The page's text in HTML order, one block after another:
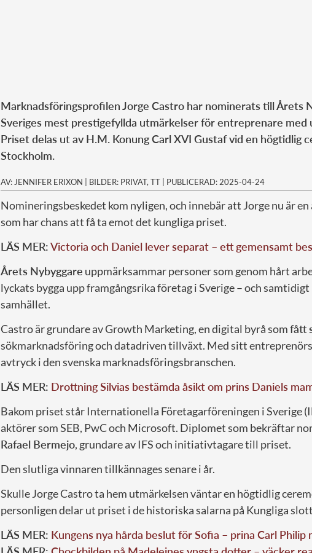
Marknadsföringsprofilen Jorge Castro har nominerats till Årets
Sveriges mest prestigefyllda utmärkelser för entreprenare med
Priset delas ut av H.M. Konung Carl XVI Gustaf vid en högtidlig
Stockholm.
AV: JENNIFER ERIXON | BILDER: PRIVAT, TT | PUBLICERAD: 2025-04-24
Nomineringsbeskedet kom nyligen, och innebär att Jorge nu är
som har chans att få ta emot det kungliga priset.
LÄS MER:Victoria och Daniel lever separat – ett gemensamt
Årets Nybyggare uppmärksammar personer som genom hårt
lyckats bygga upp framgångsrika företag i Sverige – och
samhället.
Castro är grundare av Growth Marketing, en digital byrå somfått
sökmarknadsföring och datadriven tillväxt. Med sitt
avtryck i den svenska marknadsföringsbranschen.
LÄS MER: Drottning Silvias bestämda åsikt om prins Daniels
Bakom priset står Internationella Företagarföreningen i Sverige
aktörer som SEB, PwC och Microsoft. Diplomet som bekräftar
Rafael Bermejo, grundare av IFS och initiativtagare till priset.
Den slutliga vinnaren tillkännages senare i år.
Skulle Jorge Castro ta hem utmärkelsen väntar en högtidlig
personligen delar ut priset i de historiska salarna på Kungliga
LÄS MER: Kungens nya hårda beslut för Sofia – prina Carl Philip